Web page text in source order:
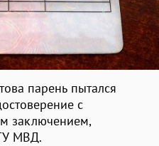
парень пытался
с
заключением,
МВД.